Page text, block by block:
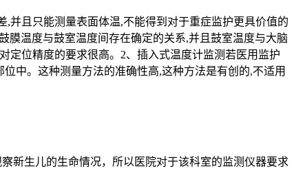
并且只能测量表面体温,不能得到对于重症监护更具价值的
膜温度与鼓室温度间存在确定的关系,并且鼓室温度与大脑
定位精度的要求很高。2、插入式温度计监测若医用监护
中。这种测量方法的准确性高,这种方法是有创的,不适用
新生儿的生命情况，所以医院对于该科室的监测仪器要求